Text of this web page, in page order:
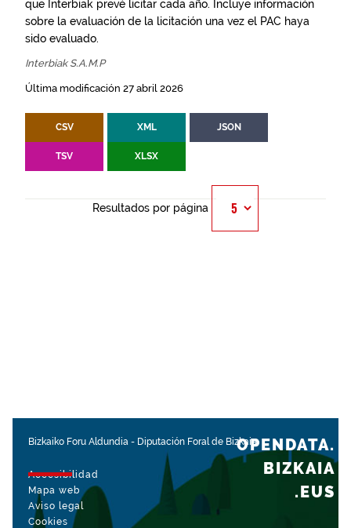
que Interbiak prevé licitar cada año. Incluye información
sobre la evaluación de la licitación una vez el PAC haya
sido evaluado.
Interbiak S.A.M.P
Última modificación 27 abril 2026
CSV XML JSON
TSV XLSX
Resultados por página
Bizkaiko Foru Aldundia - Diputación Foral de Bizkaia
Accesibilidad
Mapa web
Aviso legal
Cookies
OPENDATA.
BIZKAIA
.EUS